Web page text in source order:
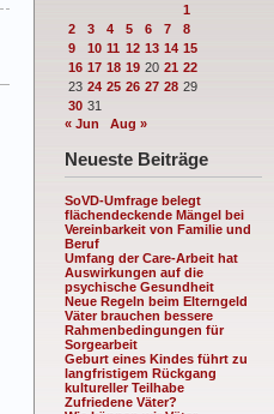
1
2
3 4 5 6 7
8
9
10 11 12 13 14 15
16 17 18 19 20 21 22
23 24 25 26 27 28 29
30 31
« Jun
Aug »
Neueste Beiträge
SoVD-Umfrage belegt
flächendeckende Mängel bei
Vereinbarkeit von Familie und
Beruf
Umfang der Care-Arbeit hat
Auswirkungen auf die
psychische Gesundheit
Neue Regeln beim Elterngeld
Väter brauchen bessere
Rahmenbedingungen für
Sorgearbeit
Geburt eines Kindes führt zu
langfristigem Rückgang
kultureller Teilhabe
Zufriedene Väter?